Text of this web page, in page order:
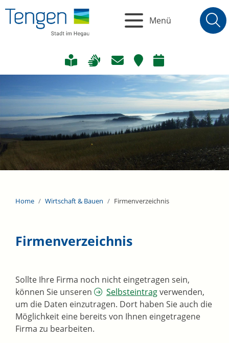
Menü
Home Wirtschaft & Bauen Firmenverzeichnis
Firmenverzeichnis
Sollte Ihre Firma noch nicht eingetragen sein,
können Sie unseren
Selbsteintragverwenden,
um die Daten einzutragen. Dort haben Sie auch die
Möglichkeit eine bereits von Ihnen eingetragene
Firma zu bearbeiten.